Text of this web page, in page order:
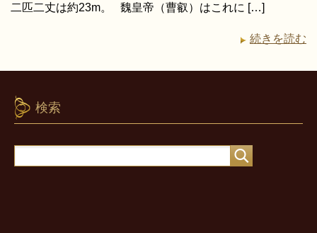
二匹二丈は約23m。 魏皇帝（曹叡）はこれに […]
続きを読む
検索